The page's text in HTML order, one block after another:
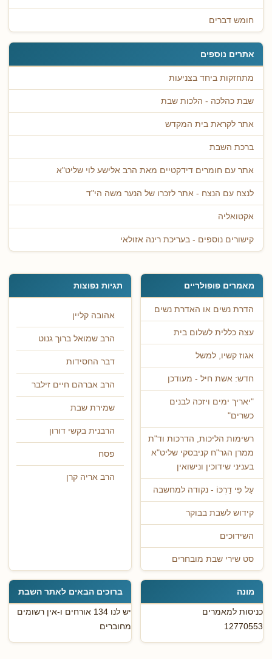
חומש דברים
אתרים נוספים
מתחזקות ביחד בצניעות
שבת כהלכה - הלכות שבת
אתר לקראת בית המקדש
ברכת השבת
אתר עם חומרים דידקטיים מאת הרב אלישע לוי שליט"א
לנצח עם הנצח - אתר לזכרו של הנער משה הי"ד
אקטואליה
קישורים נוספים - בעריכת רינה אזולאי
מאמרים פופולריים
הדרת נשים או האדרת נשים
עצה כללית לשלום בית
אגוז קשיו, למשל
חדש: אשת חיל - מעודכן
"יאריך ימים ויזכה לבנים
כשרים"
רשימות הליכות, הדרכות וד"ת
ממרן הגר"ח קניבסקי שליט"א
בעניני שידוכין ונישואין
עַל פִּי דַרְכּוֹ - נקודה למחשבה
קידוש לשבת בבוקר
השידוכים
סט שירי שבת מובחרים
תגיות נפוצות
אהובה קליין
הרב שמואל ברוך גנוט
דבר החסידות
הרב אברהם חיים זילבר
שמירת שבת
הרבנית בקשי דורון
פסח
הרב אריה קרן
מונה
כניסות למאמרים
12770553
ברוכים הבאים לאתר השבת
יש לנו 134 אורחים ו-אין רשומים
מחוברים